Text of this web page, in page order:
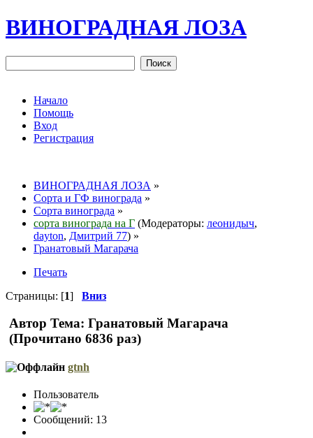
ВИНОГРАДНАЯ ЛОЗА
Начало
Помощь
Вход
Регистрация
ВИНОГРАДНАЯ ЛОЗА »
Сорта и ГФ винограда »
Сорта винограда »
сорта винограда на Г (Модераторы: леонидыч,
dayton, Дмитрий 77) »
Гранатовый Магарача
Печать
Страницы: [1] Вниз
Автор Тема: Гранатовый Магарача
(Прочитано 6836 раз)
gtnh
Пользователь
Сообщений: 13